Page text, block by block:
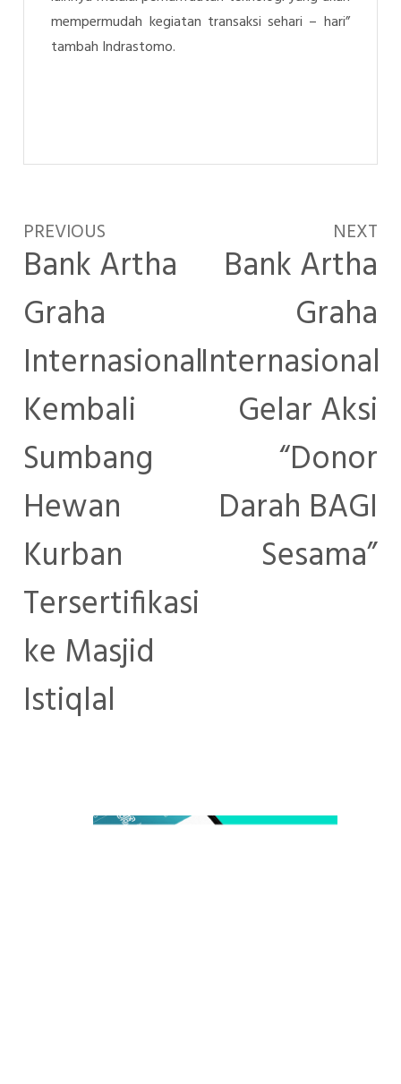
mempermudah kegiatan transaksi sehari – hari”
tambah Indrastomo.
PREVIOUS
Bank Artha
Graha
Internasional
Kembali
Sumbang
Hewan
Kurban
Tersertifikasi
ke Masjid
Istiqlal
NEXT
Bank Artha
Graha
Internasional
Gelar Aksi
“Donor
Darah BAGI
Sesama”